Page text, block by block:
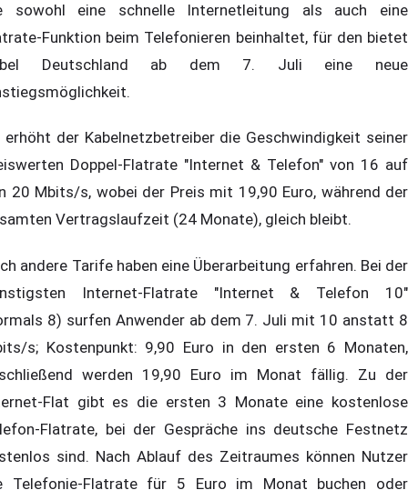
sowohl eine schnelle Internetleitung als auch eine
Funktion beim Telefonieren beinhaltet, für den bietet
Deutschland ab dem 7. Juli eine neue
erhöht der Kabelnetzbetreiber die Geschwindigkeit seiner
Doppel-Flatrate "Internet & Telefon" von 16 auf
20 Mbits/s, wobei der Preis mit 19,90 Euro, während der
Vertragslaufzeit (24 Monate), gleich bleibt.
andere Tarife haben eine Überarbeitung erfahren. Bei der
Internet-Flatrate "Internet & Telefon 10"
8) surfen Anwender ab dem 7. Juli mit 10 anstatt 8
s; Kostenpunkt: 9,90 Euro in den ersten 6 Monaten,
werden 19,90 Euro im Monat fällig. Zu der
Flat gibt es die ersten 3 Monate eine kostenlose
Flatrate, bei der Gespräche ins deutsche Festnetz
sind. Nach Ablauf des Zeitraumes können Nutzer
Telefonie-Flatrate für 5 Euro im Monat buchen oder